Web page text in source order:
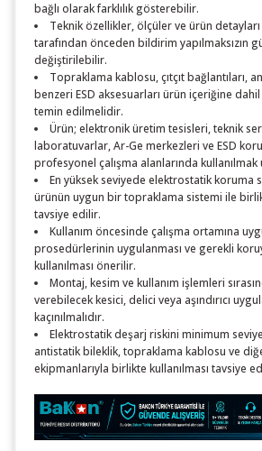
bağlı olarak farklılık gösterebilir.
Teknik özellikler, ölçüler ve ürün
tarafından önceden bildirim yapılmaksızın
değiştirilebilir.
Topraklama kablosu, çıtçıt bağlantıları,
benzeri ESD aksesuarları ürün içeriğine
temin edilmelidir.
Ürün; elektronik üretim tesisleri, teknik
laboratuvarlar, Ar-Ge merkezleri ve ESD
profesyonel çalışma alanlarında kullanılmak
En yüksek seviyede elektrostatik koruma
ürünün uygun bir topraklama sistemi ile
tavsiye edilir.
Kullanım öncesinde çalışma ortamına
prosedürlerinin uygulanması ve gerekli
kullanılması önerilir.
Montaj, kesim ve kullanım işlemleri
verebilecek kesici, delici veya aşındırıcı
kaçınılmalıdır.
Elektrostatik deşarj riskini minimum
antistatik bileklik, topraklama kablosu ve
ekipmanlarıyla birlikte kullanılması tavsiye